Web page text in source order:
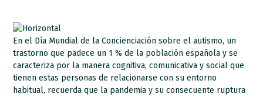
En el Día Mundial de la Concienciación sobre el autismo, un
trastorno que padece un 1 % de la población española y se
caracteriza por la manera cognitiva, comunicativa y social que
tienen estas personas de relacionarse con su entorno
habitual, recuerda que la pandemia y su consecuente ruptura